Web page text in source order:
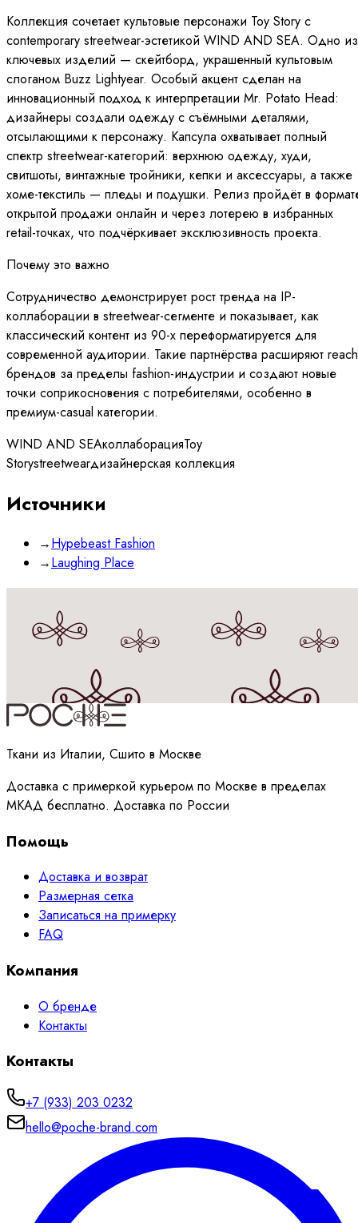
Коллекция сочетает культовые персонажи Toy Story с
contemporary streetwear-эстетикой WIND AND SEA. Одно из
ключевых изделий — скейтборд, украшенный культовым
слоганом Buzz Lightyear. Особый акцент сделан на
инновационный подход к интерпретации Mr. Potato Head:
дизайнеры создали одежду с съёмными деталями,
отсылающими к персонажу. Капсула охватывает полный
спектр streetwear-категорий: верхнюю одежду, худи,
свитшоты, винтажные тройники, кепки и аксессуары, а также
хоме-текстиль — пледы и подушки. Релиз пройдёт в
открытой продажи онлайн и через лотерею в избранных
retail-точках, что подчёркивает эксклюзивность проекта.
Почему это важно
Сотрудничество демонстрирует рост тренда на IP-
коллаборации в streetwear-сегменте и показывает, как
классический контент из 90-х переформатируется для
современной аудитории. Такие партнёрства расширяют reach
брендов за пределы fashion-индустрии и создают новые
точки соприкосновения с потребителями, особенно в
премиум-casual категории.
WIND AND SEAколлаборацияToy
Storystreetwearдизайнерская коллекция
Источники
→Hypebeast Fashion
→Laughing Place
Принимаюполитикуобработки данных
Ткани из Италии, Сшито в Москве
Доставка с примеркой курьером по Москве в пределах
МКАД бесплатно. Доставка по России
Помощь
Доставка и возврат
Размерная сетка
Записаться на примерку
FAQ
Компания
О бренде
Контакты
Контакты
+7 (933) 203 0232
hello@poche-brand.com